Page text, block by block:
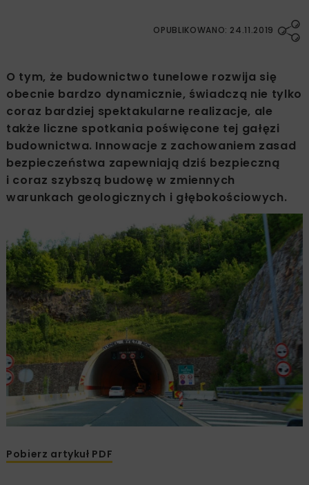
OPUBLIKOWANO: 24.11.2019
O tym, że budownictwo tunelowe rozwija się
obecnie bardzo dynamicznie, świadczą nie tylko
coraz bardziej spektakularne realizacje, ale
także liczne spotkania poświęcone tej gałęzi
budownictwa. Innowacje z zachowaniem zasad
bezpieczeństwa zapewniają dziś bezpieczną
i coraz szybszą budowę w zmiennych
warunkach geologicznych i głębokościowych.
Pobierz artykuł PDF